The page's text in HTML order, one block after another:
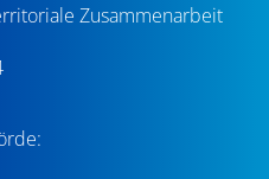
Zusammenarbeit